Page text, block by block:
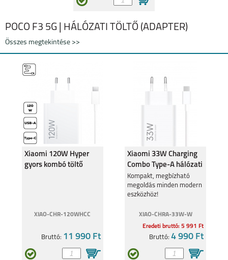
XIAOMI REDMI NOTE
XIAOMI REDMI NOTE
13 PRO 5G
XIAOMI REDMI NOTE
13 PRO 4G
4G/5G
PRO
POCO F3 5G | HÁLÓZATI TÖLTŐ (ADAPTER)
Összes megtekintése >>
Xiaomi 120W Hyper
gyors kombó töltő
XIAO-CHR-120WHCC
Bruttó: 11 990 Ft
Xiaomi 33W Charging
Combo Type-A hálózati
töltő BHR9956
Kompakt, megbízható
megoldás minden modern
eszközhöz!
XIAO-CHRA-33W-W
Eredeti bruttó: 5 991 Ft
Bruttó:4 990 Ft